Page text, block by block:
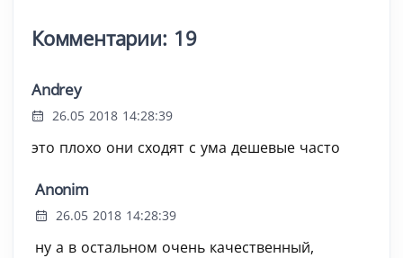
Комментарии: 19
Andrey
26.05 2018 14:28:39
это плохо они сходят с ума дешевые часто
Anonim
26.05 2018 14:28:39
ну а в остальном очень качественный,